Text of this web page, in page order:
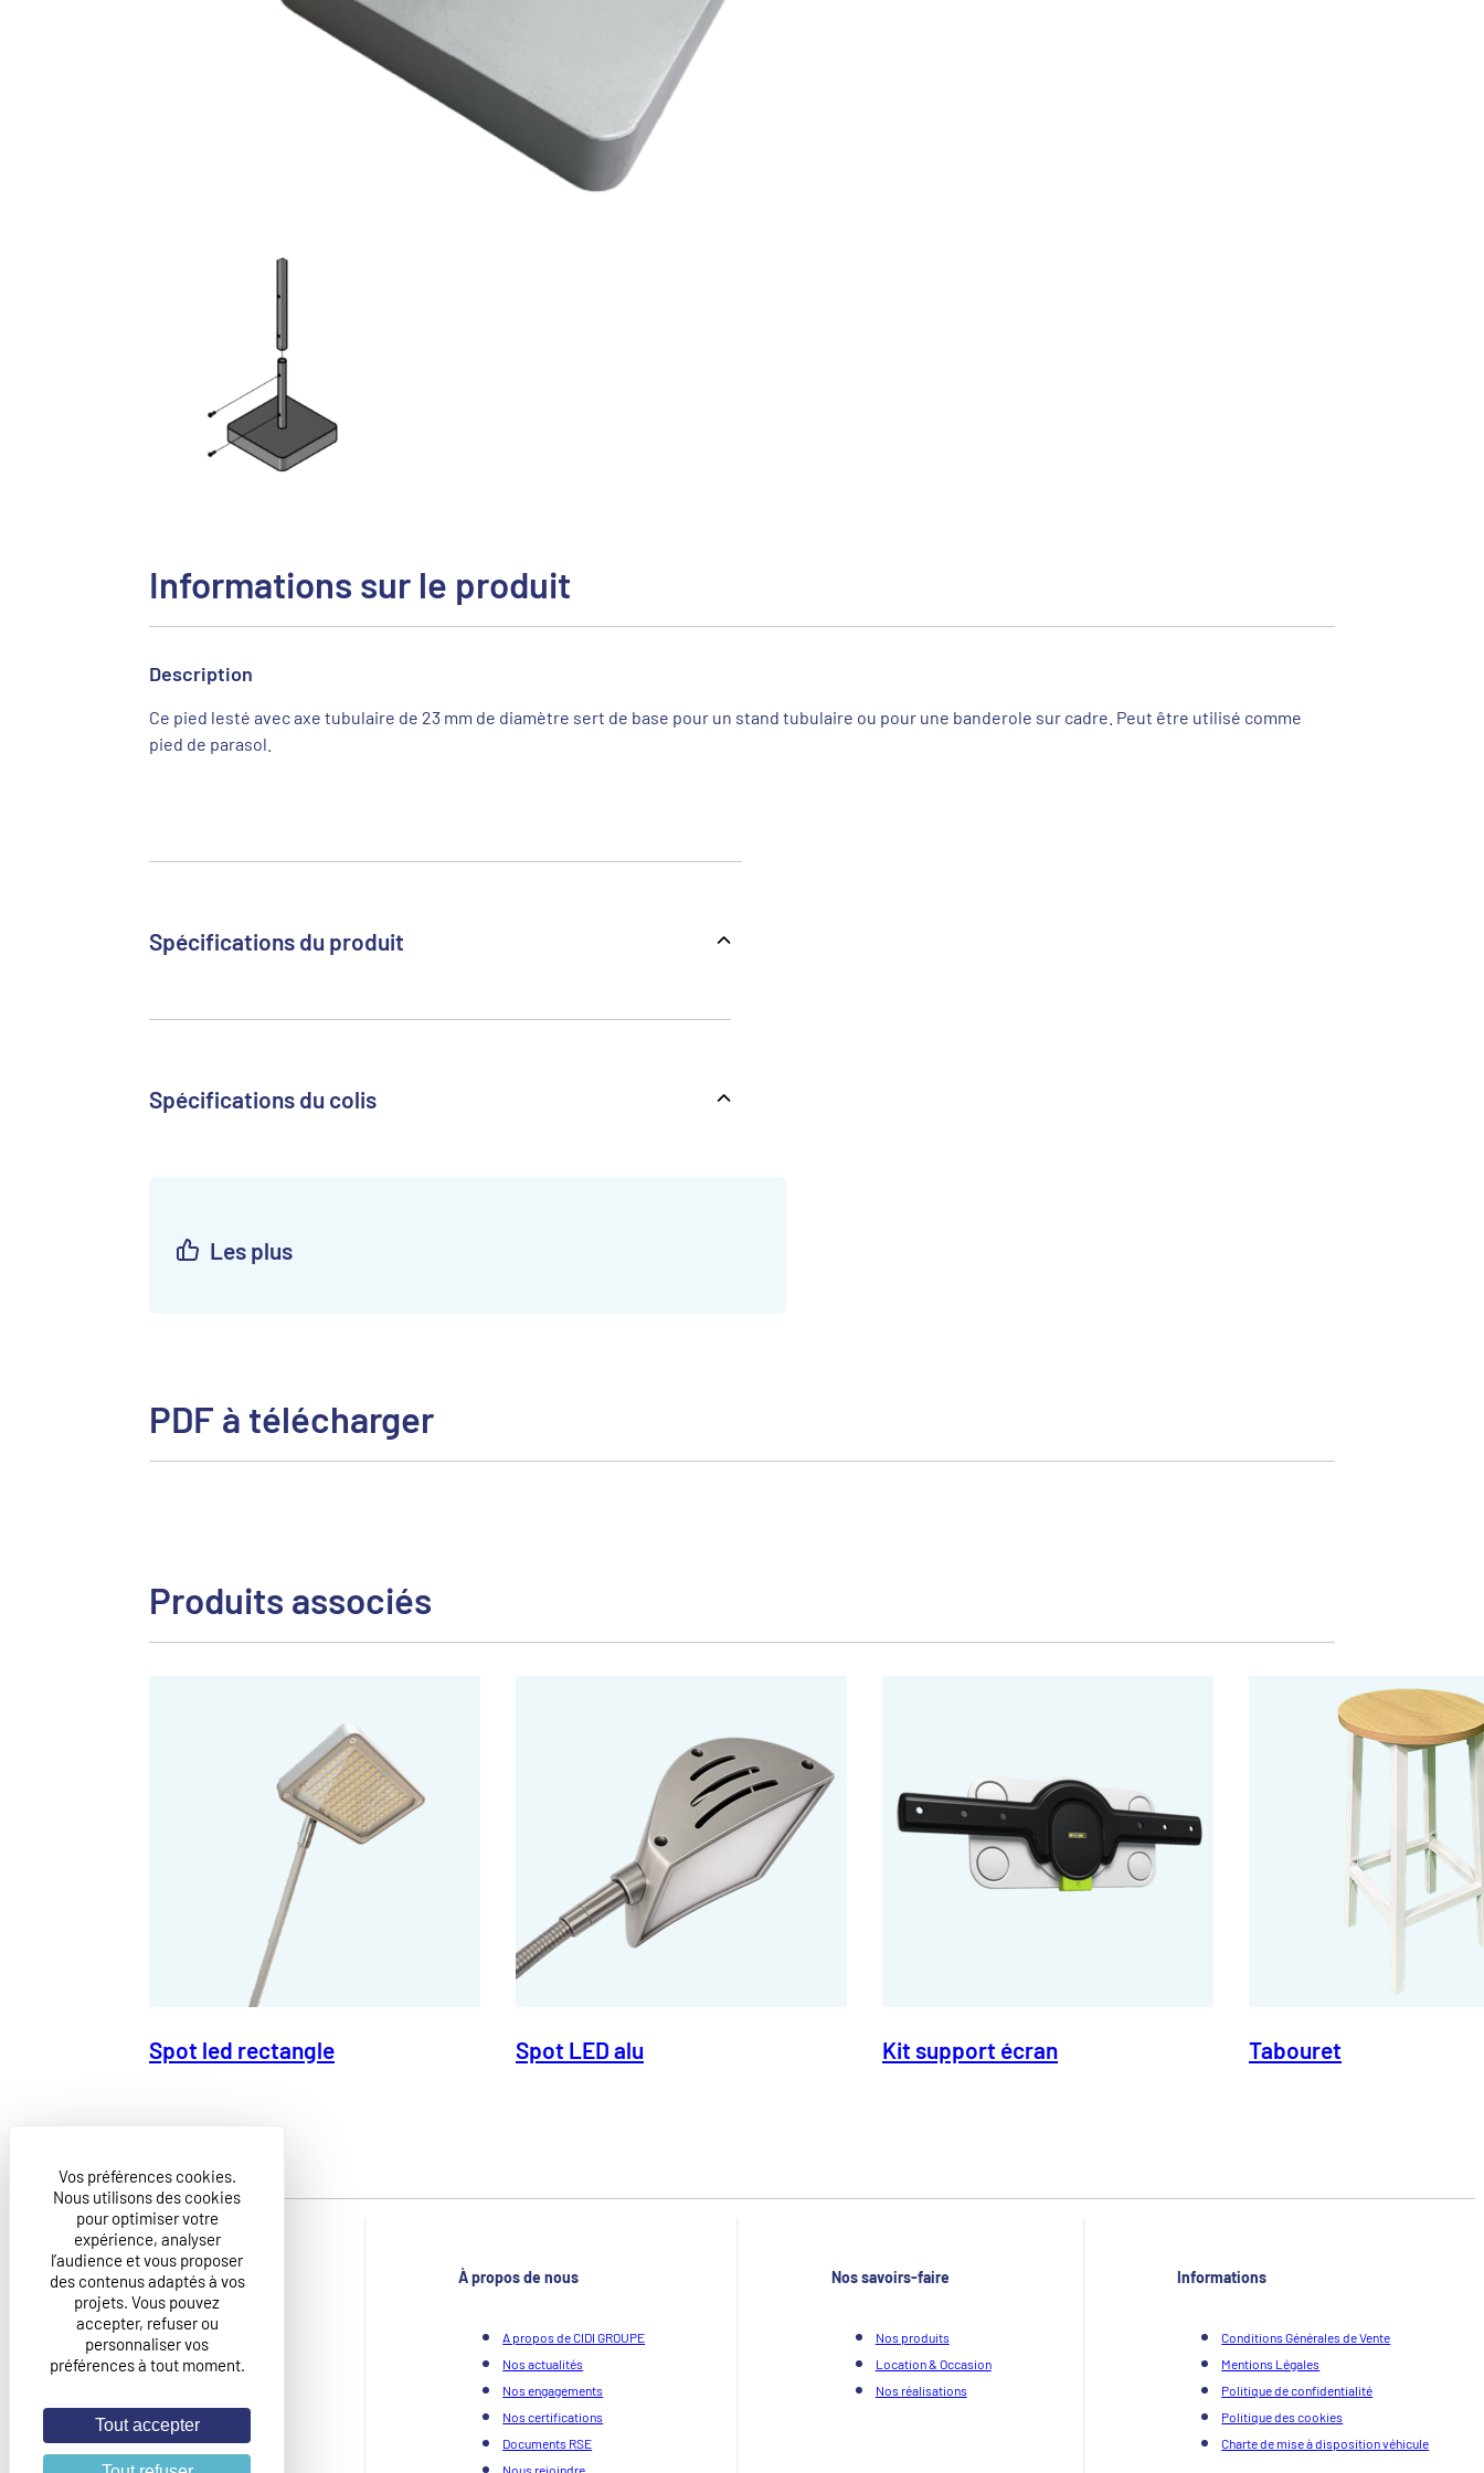
Vos préférences cookies.
Nous utilisons des cookies
pour optimiser votre
expérience, analyser
l’audience et vous proposer
des contenus adaptés à vos
projets. Vous pouvez
accepter, refuser ou
personnaliser vos
préférences à tout moment.
Tout accepter
Informations sur le produit
Description
Ce pied lesté avec axe tubulaire de 23 mm de diamètre sert de base pour un stand tubulaire ou pour une banderole sur cadre. Peut être utilisé comme
pied de parasol.
Spécifications du produit
Spécifications du colis
Les plus
PDF à télécharger
Produits associés
Spot led rectangle Spot LED alu Kit support écran Tabouret
CIDI GROUPE
ZAC Bois Briard 8 rue de la Mare Neuve,
91080 – Courcouronnes, France
+33 1 60 87 16 00
À propos de nous
A propos de CIDI GROUPE
Nos actualités
Nos engagements
Nos certifications
Documents RSE
Nos savoirs-faire
Nos produits
Location & Occasion
Nos réalisations
Informations
Conditions Générales de Vente
Mentions Légales
Politique de confidentialité
Politique des cookies
Charte de mise à disposition véhicule